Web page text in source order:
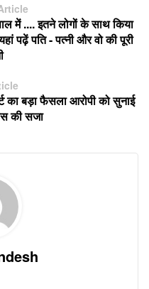
में .... इतने लोगों के साथ किया
पढ़ें पति - पत्नी और वो की पूरी
का बड़ा फैसला आरोपी को सुनाई
की सजा